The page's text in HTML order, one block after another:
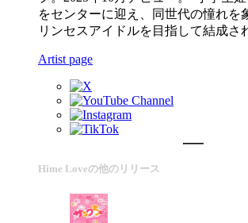
をセンターに迎え、同世代の憧れを
リンセスアイドルを目指して結成さ
Artist page
Hime Loveの他のリリース